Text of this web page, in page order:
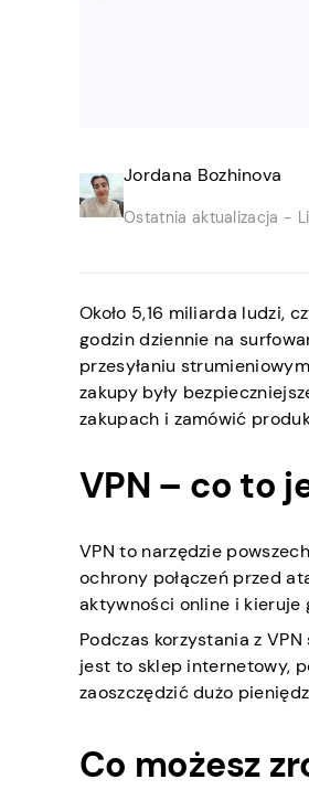
Jordana Bozhinova
Ostatnia aktualizacja -
Około 5,16 miliarda ludzi,
godzin dziennie na
przesyłaniu
zakupy były
zakupach i zamówić
VPN – co to
VPN to narzędzie
ochrony połączeń przed
aktywności online i kieruje
Podczas korzystania z
jest to sklep internetowy,
zaoszczędzić dużo
Co możesz